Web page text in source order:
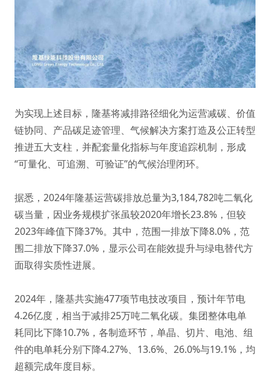
为实现上述目标，隆基将减排路径细化为运营减碳、价值
链协同、产品碳足迹管理、气候解决方案打造及公正转型
推进五大支柱，并配套量化指标与年度追踪机制，形成
“可量化、可追溯、可验证”的气候治理闭环。
据悉，2024年隆基运营碳排放总量为3,184,782吨二氧化
碳当量，因业务规模扩张虽较2020年增长23.8%，但较
2023年峰值下降37%。其中，范围一排放下降8.0%，范
围二排放下降37.0%，显示公司在能效提升与绿电替代方
面取得实质性进展。
2024年，隆基共实施477项节电技改项目，预计年节电
4.26亿度，相当于减排25万吨二氧化碳。集团整体电单
耗同比下降10.7%，各制造环节，单晶、切片、电池、组
件的电单耗分别下降4.27%、13.6%、26.0%与19.1%，均
超额完成年度目标。